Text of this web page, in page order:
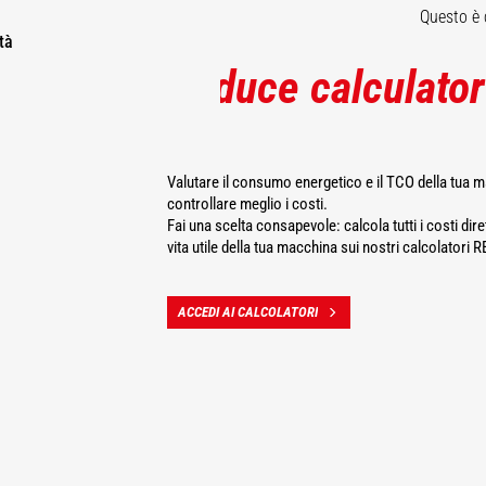
Questo
Reduce calculator
Valutare il consumo energetico e il TCO della tua
controllare meglio i costi.
Fai una scelta consapevole: calcola tutti i costi
vita utile della tua macchina sui nostri calcolatori
ACCEDI AI CALCOLATORI